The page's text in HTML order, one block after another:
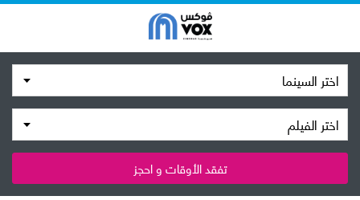
اختر السينما
اختر الفيلم
تفقد الأوقات و احجز